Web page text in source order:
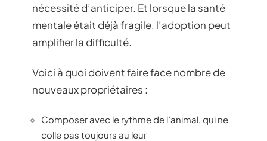
nécessité d’anticiper. Et lorsque la santé
mentale était déjà fragile, l’adoption peut
amplifier la difficulté.
Voici à quoi doivent faire face nombre de
nouveaux propriétaires :
Composer avec le rythme de l’animal, qui ne
colle pas toujours au leur